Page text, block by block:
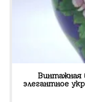
Винтажная
элегантное